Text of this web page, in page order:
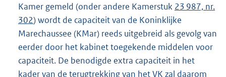
Kamer gemeld (onder andere Kamerstuk 23 987, nr.
302) wordt de capaciteit van de Koninklijke
Marechaussee (KMar) reeds uitgebreid als gevolg van
eerder door het kabinet toegekende middelen voor
capaciteit. De benodigde extra capaciteit in het
kader van de terugtrekking van het VK zal daarom